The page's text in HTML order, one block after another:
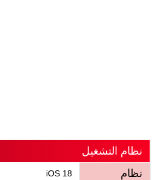
نظام التشغيل
نظام
iOS 18